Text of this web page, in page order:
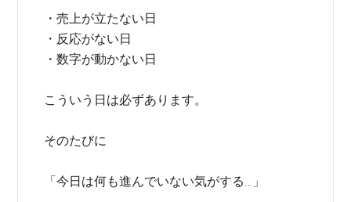
・売上が立たない日
・反応がない日
・数字が動かない日
こういう日は必ずあります。
そのたびに
「今日は何も進んでいない気がする…」